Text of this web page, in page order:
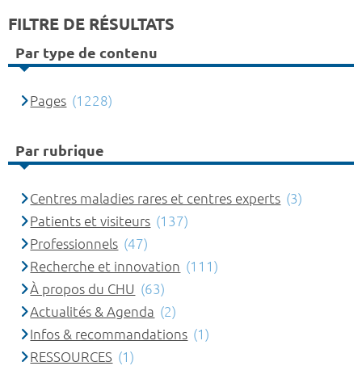
FILTRE DE RÉSULTATS
Par type de contenu
Pages (1228)
Par rubrique
Centres maladies rares et centres experts (3)
Patients et visiteurs (137)
Professionnels (47)
Recherche et innovation (111)
À propos du CHU (63)
Actualités & Agenda (2)
Infos & recommandations (1)
RESSOURCES (1)